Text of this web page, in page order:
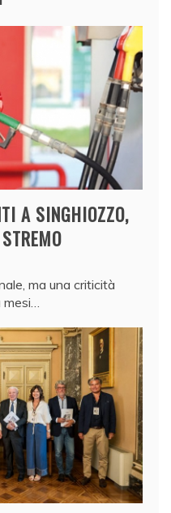
A SINGHIOZZO,
ma una criticità